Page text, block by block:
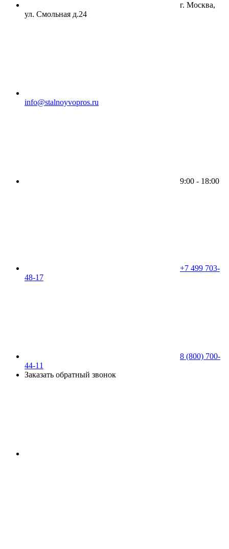
г. Москва,
ул. Смольная д.24
info@stalnoyvopros.ru
9:00 - 18:00
+7 499 703-
48-17
8 (800) 700-
44-11
Заказать обратный звонок